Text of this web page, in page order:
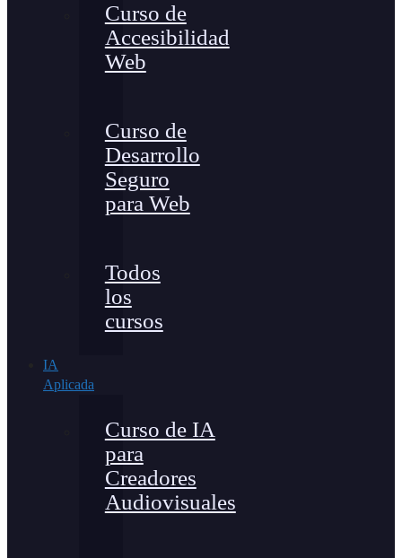
Curso de
Accesibilidad
Web
Curso de
Desarrollo
Seguro
para Web
Todos
los
cursos
IA
Aplicada
Curso de IA
para
Creadores
Audiovisuales